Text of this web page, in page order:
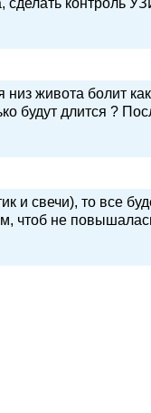
сделать контроль
низ живота болит как
будут длится ?
и свечи), то все
чтоб не